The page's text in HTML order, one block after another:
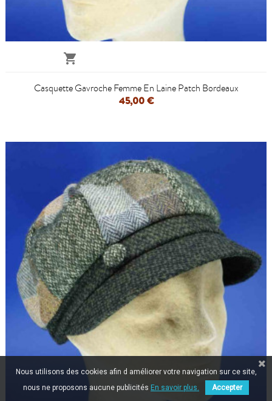

Casquette Gavroche Femme En Laine Patch Bordeaux
45,00 €
Nous utilisons des cookies afin d améliorer votre navigation sur ce site,
nous ne proposons aucune publicités En savoir plus. Accepter